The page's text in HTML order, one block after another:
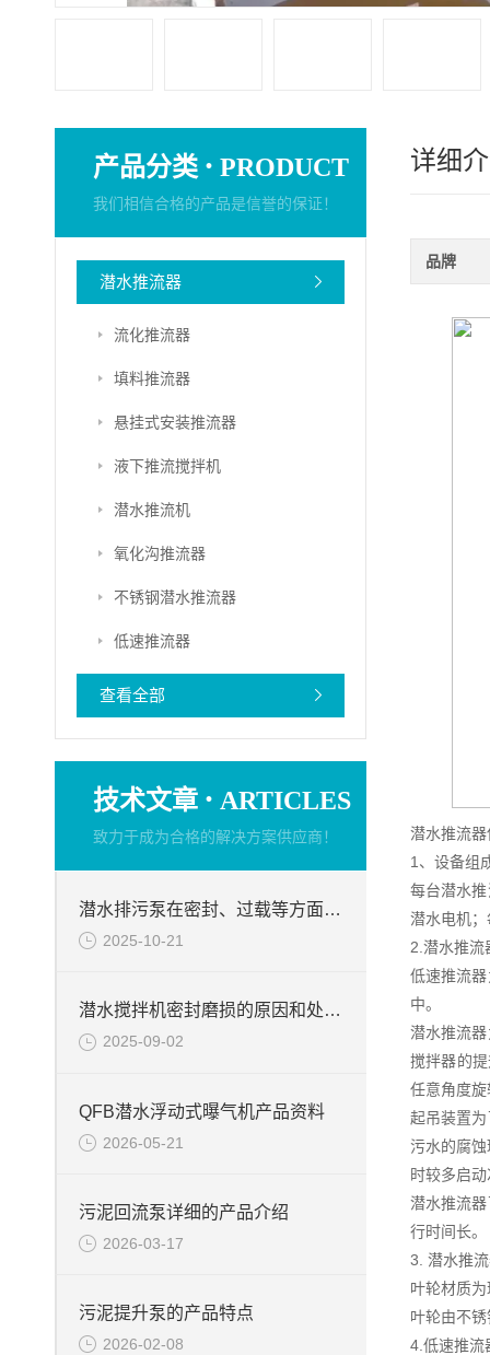
产品分类 · PRODUCT
我们相信合格的产品是信誉的保证！
潜水推流器
流化推流器
填料推流器
悬挂式安装推流器
液下推流搅拌机
潜水推流机
氧化沟推流器
不锈钢潜水推流器
低速推流器
查看全部
技术文章 · ARTICLES
致力于成为合格的解决方案供应商！
潜水排污泵在密封、过载等方面的问题处置
2025-10-21
潜水搅拌机密封磨损的原因和处理方法
2025-09-02
QFB潜水浮动式曝气机产品资料
2026-05-21
污泥回流泵详细的产品介绍
2026-03-17
污泥提升泵的产品特点
2026-02-08
详细
品牌
潜水推流
1、设备组
每台潜水
潜水电机
2.潜水推流
低速推流
中。
潜水推流
搅拌器的
任意角度
起吊装置
污水的腐
时较多启
潜水推流
行时间长。
3. 潜水推
叶轮材质
叶轮由不
4.低速推流